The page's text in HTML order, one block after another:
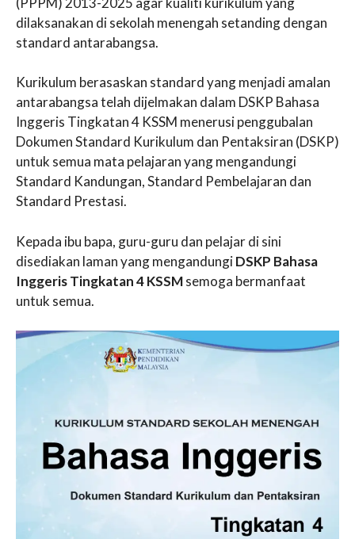
dilaksanakan di sekolah menengah setanding dengan
standard antarabangsa.
Kurikulum berasaskan standard yang menjadi amalan
antarabangsa telah dijelmakan dalam DSKP Bahasa
Inggeris Tingkatan 4 KSSM menerusi penggubalan
Dokumen Standard Kurikulum dan Pentaksiran (DSKP)
untuk semua mata pelajaran yang mengandungi
Standard Kandungan, Standard Pembelajaran dan
Standard Prestasi.
Kepada ibu bapa, guru-guru dan pelajar di sini
disediakan laman yang mengandungiDSKP Bahasa
Inggeris Tingkatan 4 KSSMsemoga bermanfaat
untuk semua.